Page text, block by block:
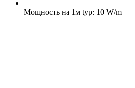
Мощность на 1м typ: 10 W/m